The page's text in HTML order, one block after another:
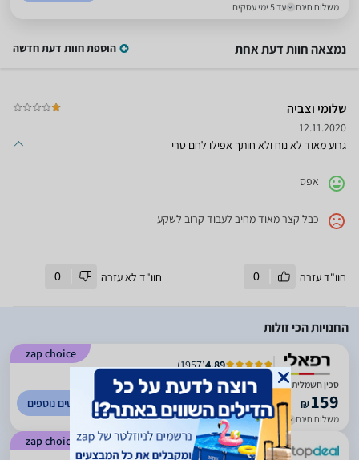
משלוח חינם עד 5 ימי עסקים
נמצאה חוות דעת אחת הוספת חוות דעת חדשה
שלומי וצביה
12.11.2020
גרוע מאוד לא נוח ולא חותך אפילו לחם טרי
אפס
כבל קצר מאוד מחיב לעבוד קרוב לשקע
חוו"ד עזרה 0 חוו"ד לא עזרה 0
החנויות הכי זולות
zap choice
4.89
(
1957
)
סכין חשמלית Selmor SE-62 120W
₪159
משלוח חינם עד 5 ימי עסקים
לפרטים נוספים
zap choice
5
(
430
)